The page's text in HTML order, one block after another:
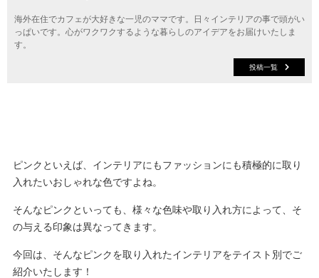
海外在住でカフェが大好きな一児のママです。日々インテリアの事で頭がい
っぱいです。心がワクワクするような暮らしのアイデアをお届けいたしま
す。
投稿一覧
ピンクといえば、インテリアにもファッションにも積極的に取り
入れたいおしゃれな色ですよね。
そんなピンクといっても、様々な色味や取り入れ方によって、そ
の与える印象は異なってきます。
今回は、そんなピンクを取り入れたインテリアをテイスト別でご
紹介いたします！